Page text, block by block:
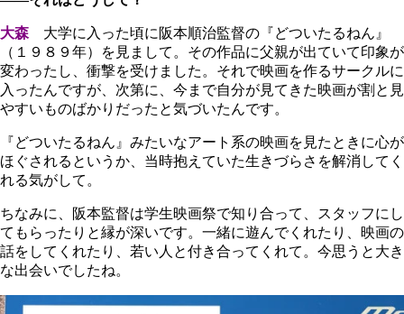
大森 大学に入った頃に阪本順治監督の『どついたるねん』
（１９８９年）を見まして。その作品に父親が出ていて印象が
変わったし、衝撃を受けました。それで映画を作るサークルに
入ったんですが、次第に、今まで自分が見てきた映画が割と見
やすいものばかりだったと気づいたんです。
『どついたるねん』みたいなアート系の映画を見たときに心が
ほぐされるというか、当時抱えていた生きづらさを解消してく
れる気がして。
ちなみに、阪本監督は学生映画祭で知り合って、スタッフにし
てもらったりと縁が深いです。一緒に遊んでくれたり、映画の
話をしてくれたり、若い人と付き合ってくれて。今思うと大き
な出会いでしたね。